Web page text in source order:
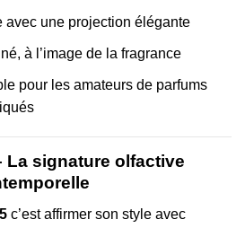
avec une projection élégante
à l’image de la fragrance
pour les amateurs de parfums
La signature olfactive
c’est affirmer son style avec